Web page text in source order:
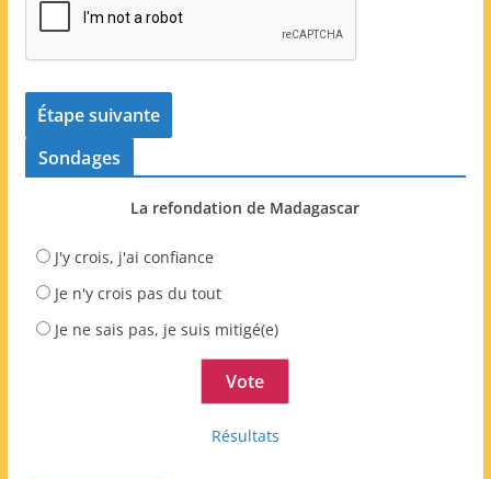
Sondages
La refondation de Madagascar
J'y crois, j'ai confiance
Je n'y crois pas du tout
Je ne sais pas, je suis mitigé(e)
Résultats